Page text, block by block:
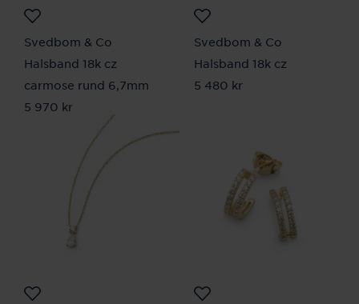
Svedbom & Co
Halsband 18k cz
carmose rund 6,7mm
Pris:5 970 kr
5 970 kr
Svedbom & Co
Halsband 18k cz
Pris:5 480 kr
5 480 kr